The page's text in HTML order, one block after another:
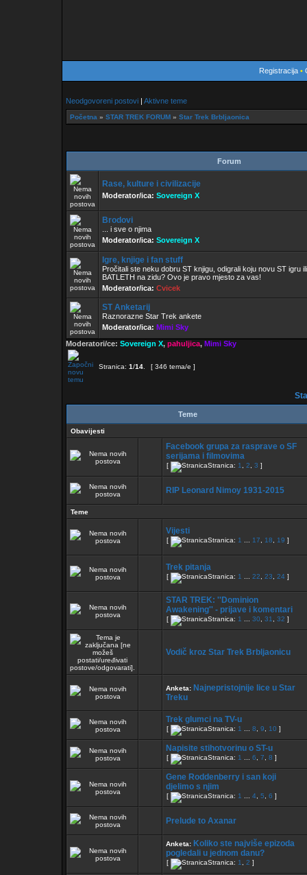
Registracija•
Neodgovoreni postovi | Aktivne teme
Početna » STAR TREK FORUM » Star Trek Brbljaonica
Forum
Rase, kulture i civilizacije
Moderator/ica: Sovereign X
Brodovi
... i sve o njima
Moderator/ica: Sovereign X
Igre, knjige i fan stuff
Pročitali ste neku dobru ST knjigu, odigrali koju novu ST igru
BATLETH na zidu? Ovo je pravo mjesto za vas!
Moderator/ica: Cvicek
ST Anketarij
Raznorazne Star Trek ankete
Moderator/ica: Mimi Sky
Moderatori/ce: Sovereign X, pahuljica, Mimi Sky
Stranica: 1/14 [ 346 tema/e ]
Teme
Obavijesti
Facebook grupa za rasprave o SF
serijama i filmovima
[ Stranica: 1 2 3 ]
RIP Leonard Nimoy 1931-2015
Teme
Vijesti
[ Stranica: 1 17 18 19 ]
Trek pitanja
[ Stranica: 1 22 23 24 ]
STAR TREK: ''Dominion
Awakening'' - prijave i komentari
[ Stranica: 1 30 31 32 ]
Vodič kroz Star Trek Brbljaonicu
Anketa: Najnepristojnije lice u Star
Treku
Trek glumci na TV-u
[ Stranica: 1 8 9 10 ]
Napisite stihotvorinu o ST-u
[ Stranica: 1 6 7 8 ]
Gene Roddenberry i san koji
djelimo s njim
[ Stranica: 1 4 5 6 ]
Prelude to Axanar
Anketa: Koliko ste najviše epizoda
pogledali u jednom danu?
[ Stranica: 1 2 ]